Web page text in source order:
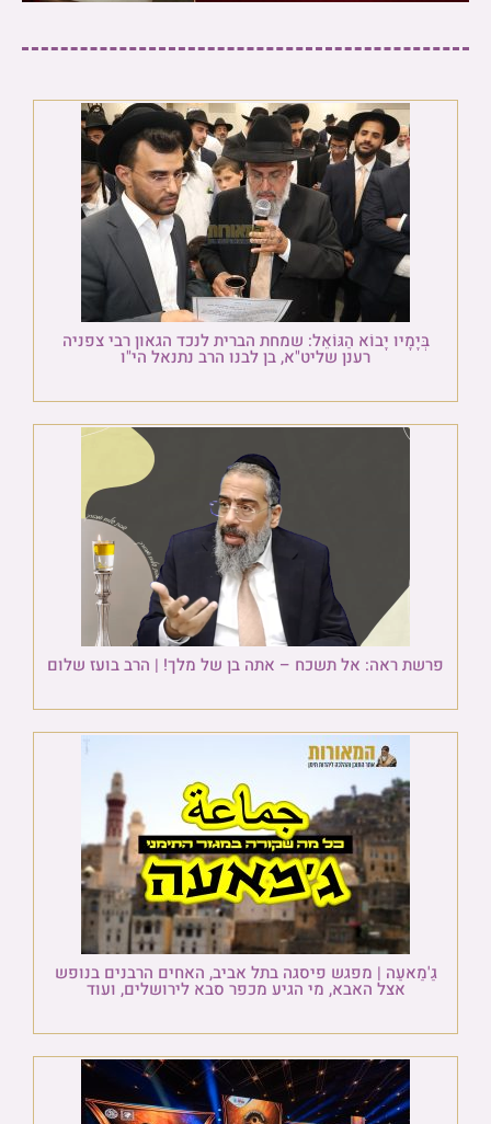
בְּיָמָיו יָבוֹא הַגּוֹאֵל: שמחת הברית לנכד הגאון רבי צפניה
רענן שליט"א, בן לבנו הרב נתנאל הי"ו
פרשת ראה: אל תשכח – אתה בן של מלך! | הרב בועז שלום
גַ'מַאעַה | מפגש פיסגה בתל אביב, האחים הרבנים בנופש
אצל האבא, מי הגיע מכפר סבא לירושלים, ועוד